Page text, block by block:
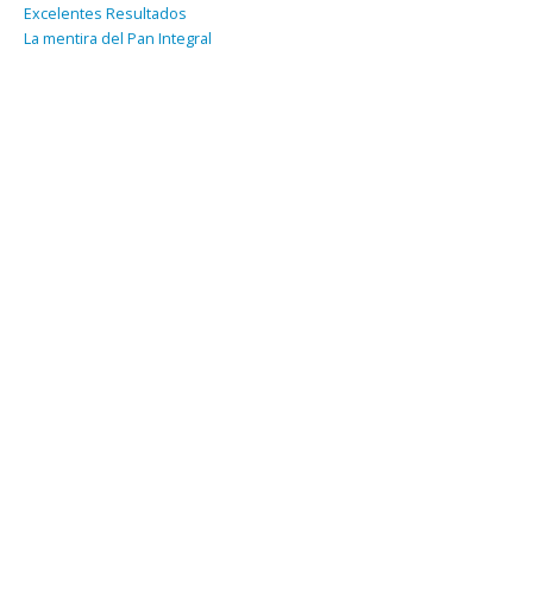
Excelentes Resultados
La mentira del Pan Integral